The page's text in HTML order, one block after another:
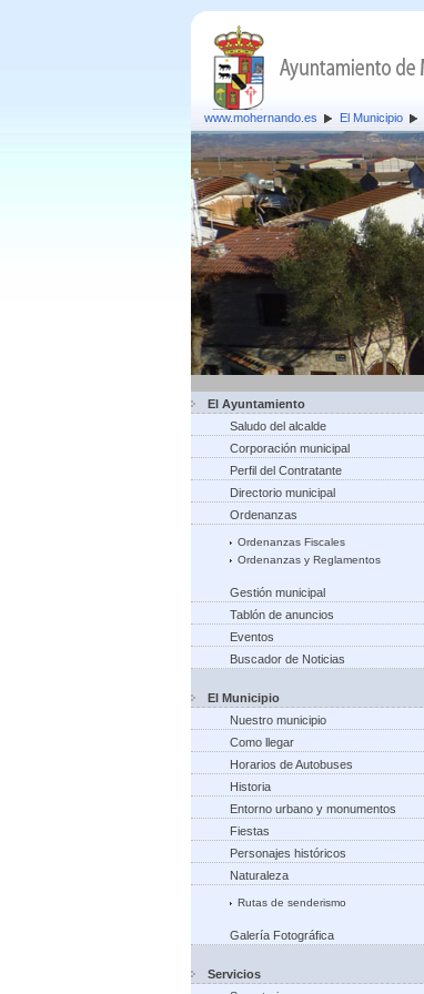
www.mohernando.es El Municipio
El Ayuntamiento
Saludo del alcalde
Corporación municipal
Perfil del Contratante
Directorio municipal
Ordenanzas
Ordenanzas Fiscales
Ordenanzas y Reglamentos
Gestión municipal
Tablón de anuncios
Eventos
Buscador de Noticias
El Municipio
Nuestro municipio
Como llegar
Horarios de Autobuses
Historia
Entorno urbano y monumentos
Fiestas
Personajes históricos
Naturaleza
Rutas de senderismo
Galería Fotográfica
Servicios